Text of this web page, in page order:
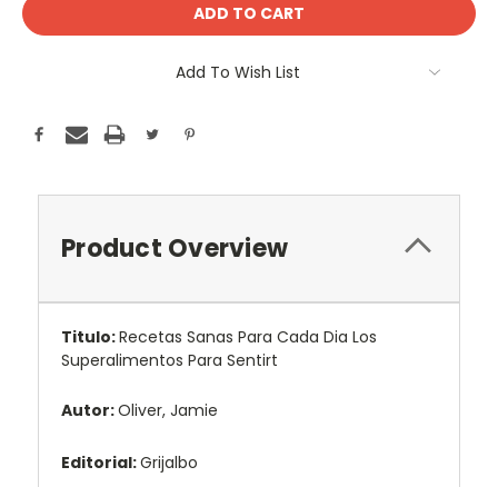
Add To Wish List
Product Overview
Titulo:Recetas Sanas Para Cada Dia Los
Superalimentos Para Sentirt
Autor:Oliver, Jamie
Editorial:Grijalbo